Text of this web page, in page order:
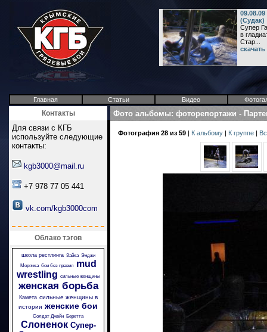
(Судак)
Супер
в
Стар...
Главная Статьи Видео
Контакты
Для связи с КГБ
используйте следующие
контакты:
kgb3000@mail.ru
+7 978 77 05 441
vk.com/kgb3000com
Облако тэгов
школа рестлинга Зайка Энджи
Морячка бои без правил
mud
wrestling сильные женщины
женская борьба
Камета сильные женщины в
истории женские бои
Солдат Джейн Беретта
Слоненок Супер-
Фото альбомы: фоторепортажи -
Фотография 28 из 59 | К альбому | К группе |